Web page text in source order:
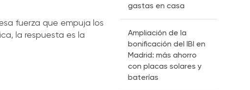
fuerza que empuja los
la respuesta es la
gastas en casa
Ampliación de la
bonificación del IBI en
Madrid: más ahorro
con placas solares y
baterías